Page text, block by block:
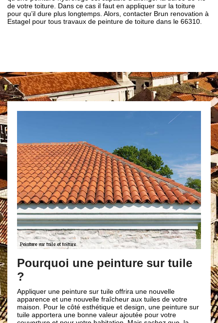
de votre toiture. Dans ce cas il faut en appliquer sur la toiture
pour qu’il dure plus longtemps. Alors, contacter Brun renovation à
Estagel pour tous travaux de peinture de toiture dans le 66310.
une peinture sur tuile
une peinture sur tuile offrira une nouvelle
et une nouvelle fraîcheur aux tuiles de votre
Pour le côté esthétique et design, une peinture sur
apportera une bonne valeur ajoutée pour votre
Nos
Notre
diverses
et à vos
pouvez
nos artisans
travaux
le nettoyage
ravalement